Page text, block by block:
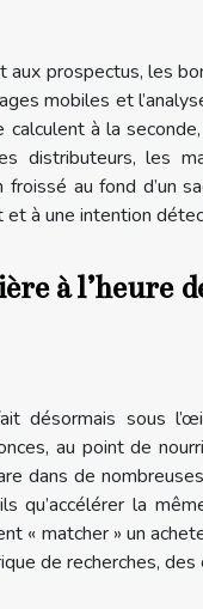
aux prospectus, les
mobiles et
à la
distributeurs, les
au fond d’un
et à une intention
à l’heure
désormais sous
au point de
dans de
la
matcher » un
de recherches, des